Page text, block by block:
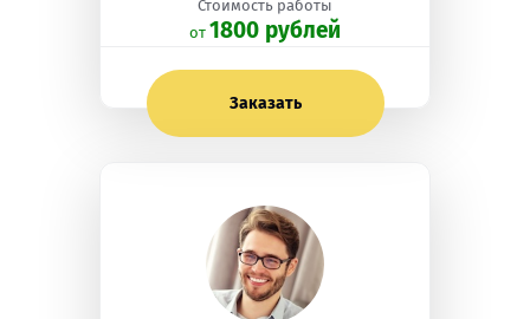
Стоимость работы
oт 1800 рублей
Заказать